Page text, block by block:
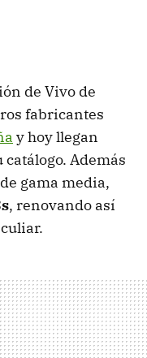
de Vivo de
fabricantes
y hoy llegan
Además
gama media,
, renovando así